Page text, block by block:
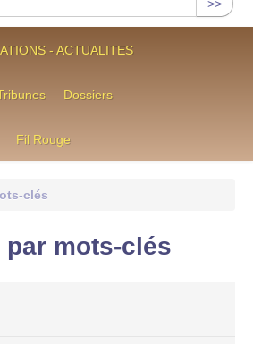
>>
- ACTUALITES
Dossiers
Fil Rouge
clés
par mots-clés